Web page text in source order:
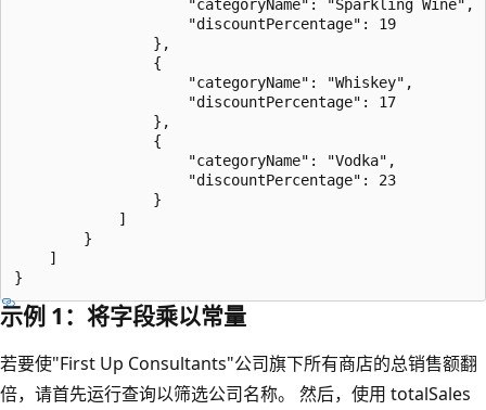
                    "categoryName": "Sparkling Wine",
                    "discountPercentage": 19
                },
                {
                    "categoryName": "Whiskey",
                    "discountPercentage": 17
                },
                {
                    "categoryName": "Vodka",
                    "discountPercentage": 23
                }
            ]
        }
    ]
示例 1：将字段乘以常量
若要使"First Up Consultants"公司旗下所有商店的总销售额翻
倍，请首先运行查询以筛选公司名称。 然后，使用 totalSales